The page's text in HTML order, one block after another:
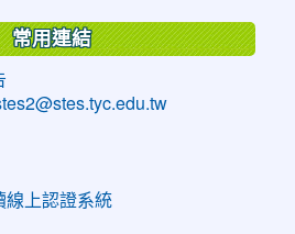
常用連結
線上認證系統